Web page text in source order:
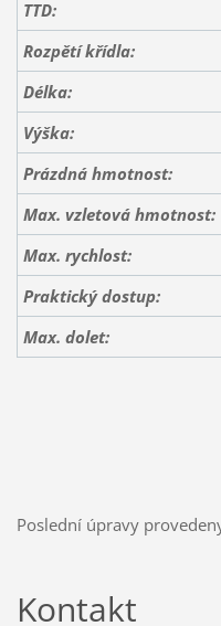
TTD:
Rozpětí křídla:
Délka:
Výška:
Prázdná hmotnost:
Max. vzletová hmotnost:
Max. rychlost:
Praktický dostup:
Max. dolet:
Poslední úpravy
Kontakt